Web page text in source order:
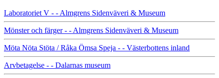
Laboratoriet V - - Almgrens Sidenväveri & Museum
Mönster och färger - - Almgrens Sidenväveri & Museum
Möta Nöta Stöta / Råka Ömsa Speja - - Västerbottens inland
Arvbetagelse - - Dalarnas museum